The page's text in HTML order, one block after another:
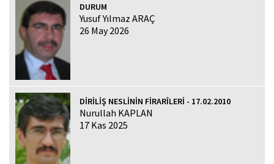
DURUM
Yusuf Yılmaz ARAÇ
26 May 2026
DİRİLİŞ NESLİNİN FİRARÎLERİ - 17.02.2010
Nurullah KAPLAN
17 Kas 2025